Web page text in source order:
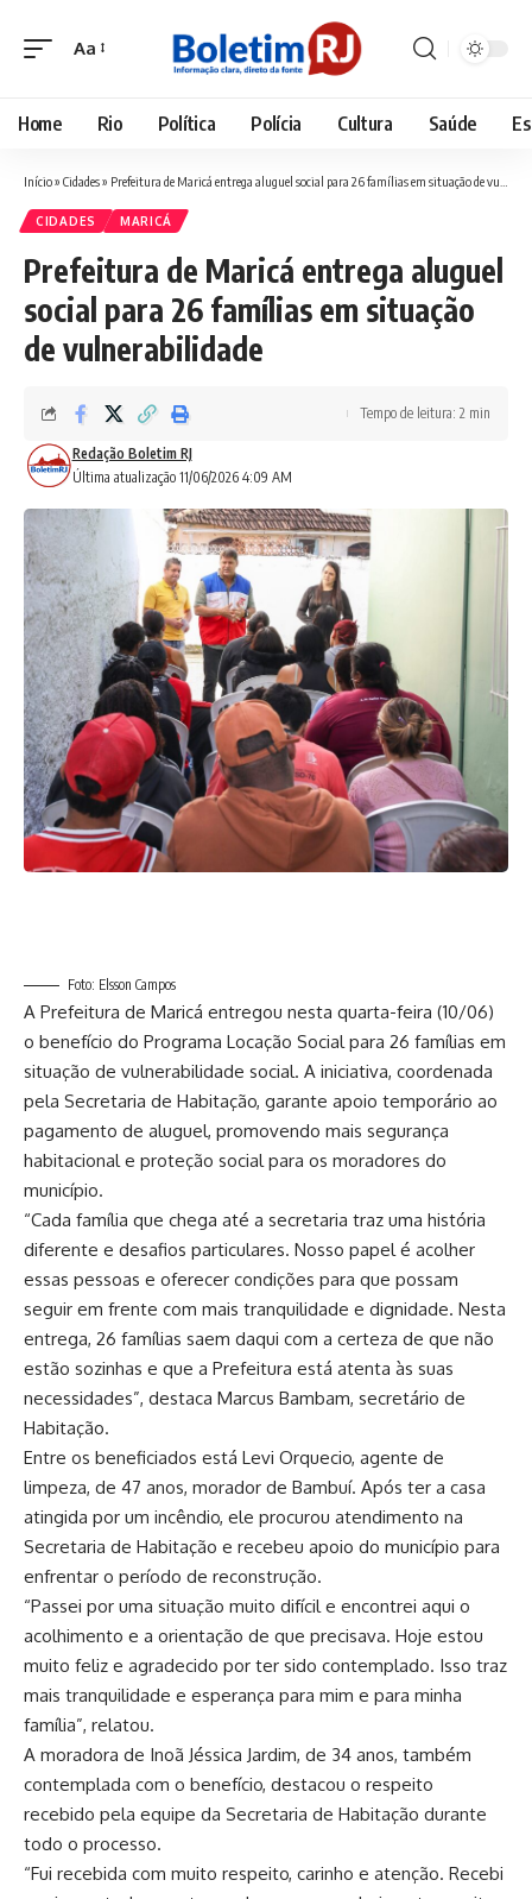
Font
Aa
Home Rio Política Polícia Cultura Saúde
Início» Cidades» Prefeitura de Maricá entrega aluguel social para 26 famílias em situação de vulnerabilidade
CIDADES MARICÁ
Prefeitura de Maricá entrega aluguel
social para 26 famílias em situação
de vulnerabilidade
Última atualização 11/06/2026 4:09 AM
Redação Boletim RJ
Tempo de leitura: 2 min
Foto: Elsson Campos
A Prefeitura de Maricá entregou nesta quarta-feira (10/06)
o benefício do Programa Locação Social para 26 famílias em
situação de vulnerabilidade social. A iniciativa, coordenada
pela Secretaria de Habitação, garante apoio temporário ao
pagamento de aluguel, promovendo mais segurança
habitacional e proteção social para os moradores do
município.
“Cada família que chega até a secretaria traz uma história
diferente e desafios particulares. Nosso papel é acolher
essas pessoas e oferecer condições para que possam
seguir em frente com mais tranquilidade e dignidade. Nesta
entrega, 26 famílias saem daqui com a certeza de que não
estão sozinhas e que a Prefeitura está atenta às suas
necessidades”, destaca Marcus Bambam, secretário de
Habitação.
Entre os beneficiados está Levi Orquecio, agente de
limpeza, de 47 anos, morador de Bambuí. Após ter a casa
atingida por um incêndio, ele procurou atendimento na
Secretaria de Habitação e recebeu apoio do município para
enfrentar o período de reconstrução.
“Passei por uma situação muito difícil e encontrei aqui o
acolhimento e a orientação de que precisava. Hoje estou
muito feliz e agradecido por ter sido contemplado. Isso traz
mais tranquilidade e esperança para mim e para minha
família”, relatou.
A moradora de Inoã Jéssica Jardim, de 34 anos, também
contemplada com o benefício, destacou o respeito
recebido pela equipe da Secretaria de Habitação durante
todo o processo.
“Fui recebida com muito respeito, carinho e atenção. Recebi